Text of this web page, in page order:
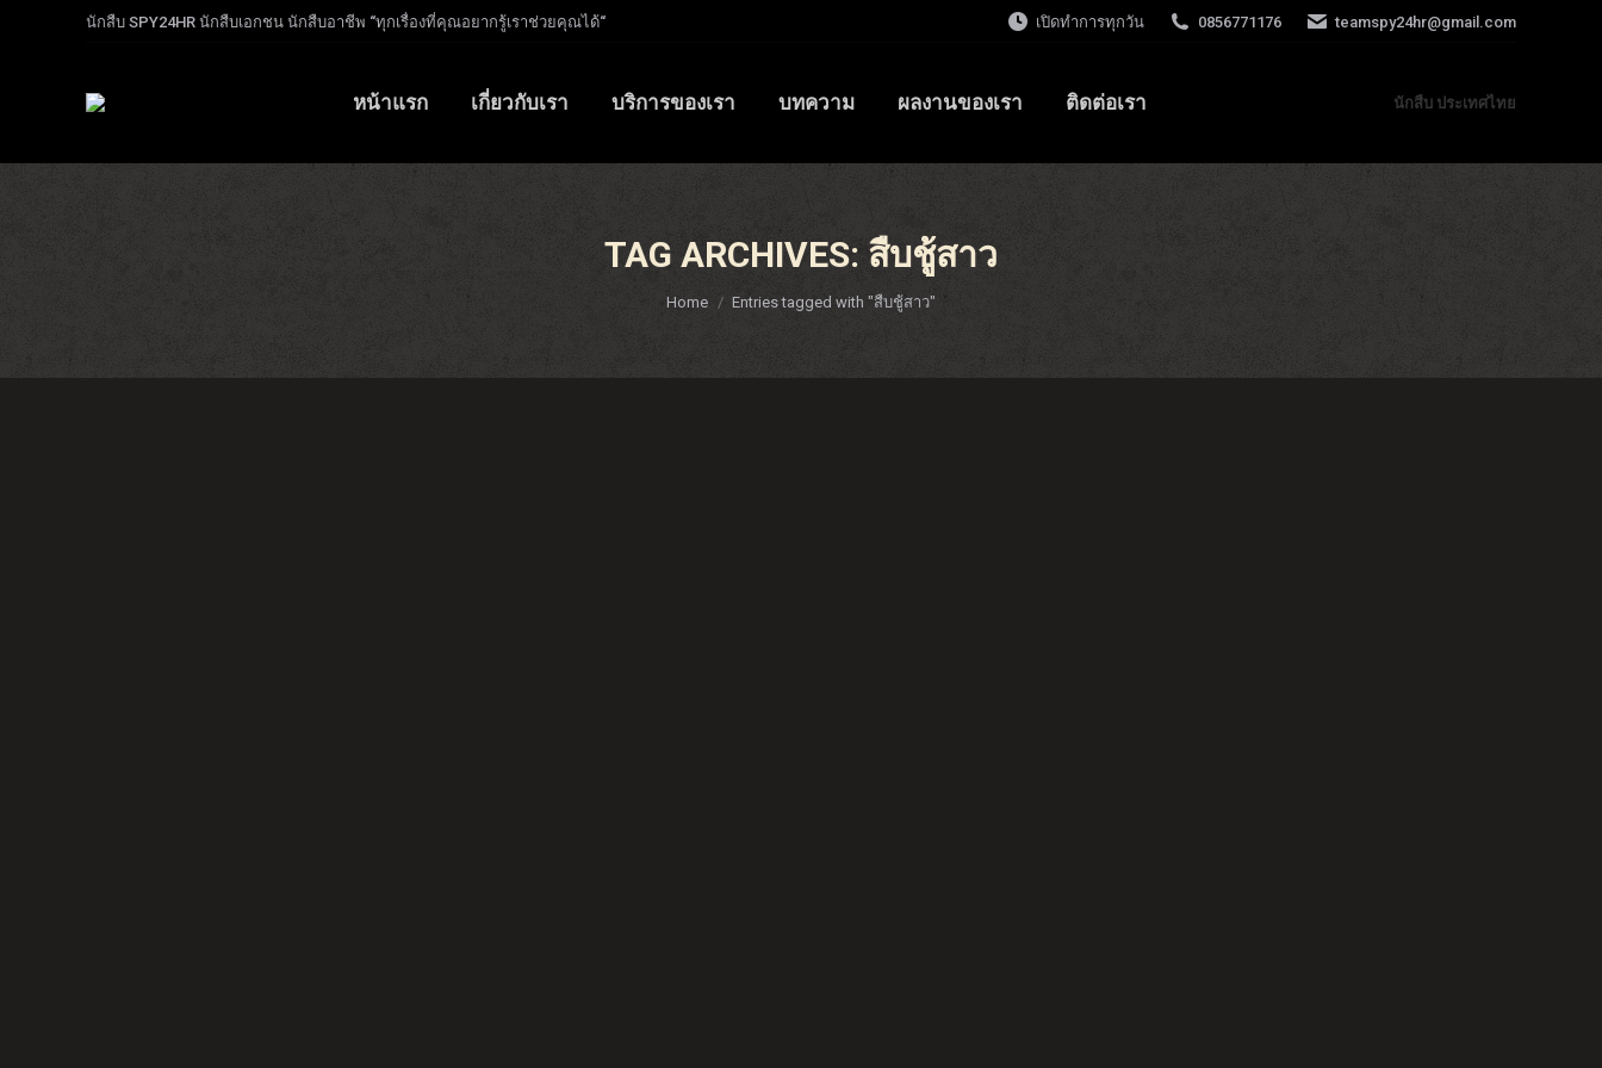
นักสืบ SPY24HR นักสืบเอกชน นักสืบอาชีพ “ทุกเรื่องที่คุณอยากรู้เราช่วยคุณได้“ เปิดทำการทุกวัน 0856771176 teamspy24hr@gmail.com
หน้าแรก เกี่ยวกับเรา บริการของเรา บทความ ผลงานของเรา ติดต่อเรา นักสืบ ประเทศไทย
TAG ARCHIVES: สืบชู้สาว
You are here:
Home Entries tagged with "สืบชู้สาว"